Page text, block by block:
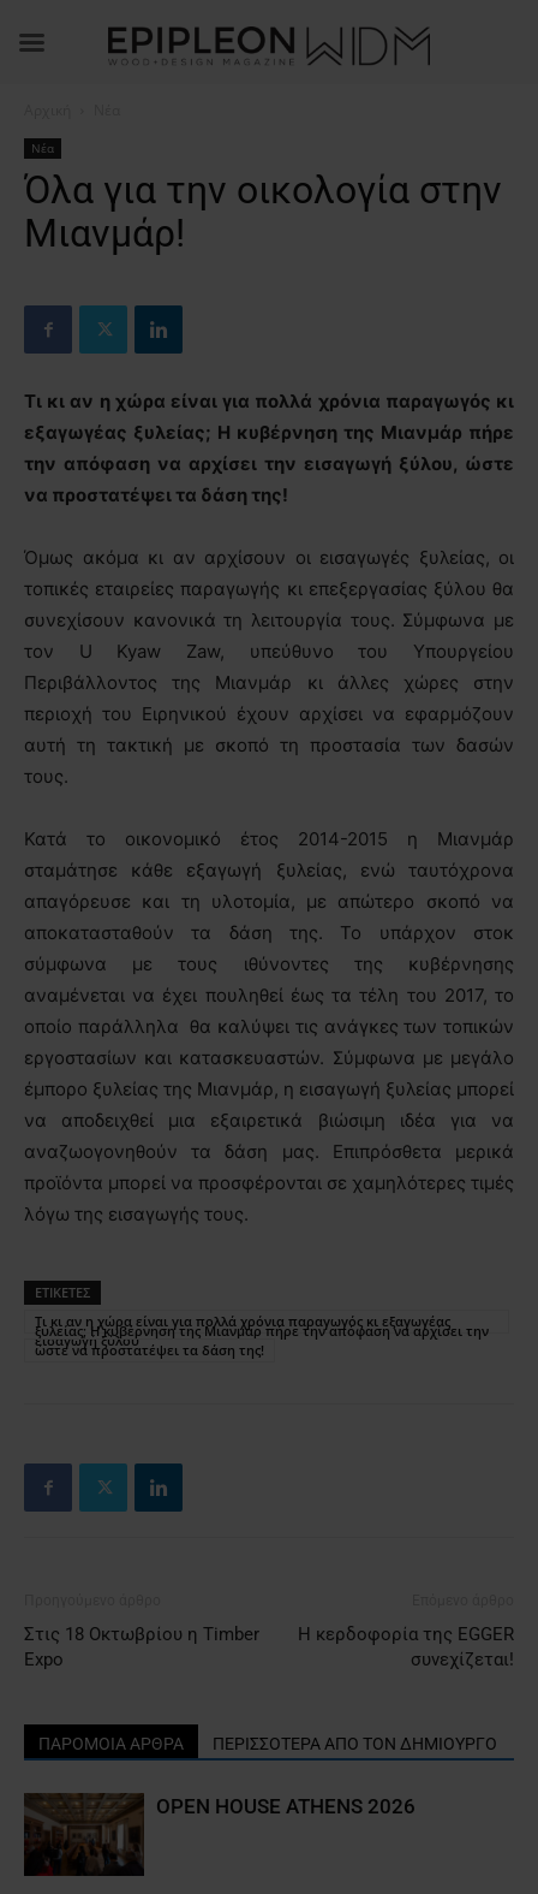
Νέα
Όλα για την οικολογία στην
Μιανμάρ!
Τι κι αν η χώρα είναι για πολλά χρόνια παραγωγός κι
εξαγωγέας ξυλείας; Η κυβέρνηση της Μιανμάρ πήρε
την απόφαση να αρχίσει την εισαγωγή ξύλου, ώστε
να προστατέψει τα δάση της!
Όμως ακόμα κι αν αρχίσουν οι εισαγωγές ξυλείας, οι
τοπικές εταιρείες παραγωγής κι επεξεργασίας ξύλου θα
συνεχίσουν κανονικά τη λειτουργία τους. Σύμφωνα με
τον U Kyaw Zaw, υπεύθυνο του Υπουργείου
Περιβάλλοντος της Μιανμάρ κι άλλες χώρες στην
περιοχή του Ειρηνικού έχουν αρχίσει να εφαρμόζουν
αυτή τη τακτική με σκοπό τη προστασία των δασών
τους.
Κατά το οικονομικό έτος 2014-2015 η Μιανμάρ
σταμάτησε κάθε εξαγωγή ξυλείας, ενώ ταυτόχρονα
απαγόρευσε και τη υλοτομία, με απώτερο σκοπό να
αποκατασταθούν τα δάση της. Το υπάρχον στοκ
σύμφωνα με τους ιθύνοντες της κυβέρνησης
αναμένεται να έχει πουληθεί έως τα τέλη του 2017, το
οποίο παράλληλα θα καλύψει τις ανάγκες των τοπικών
εργοστασίων και κατασκευαστών. Σύμφωνα με μεγάλο
έμπορο ξυλείας της Μιανμάρ, η εισαγωγή ξυλείας μπορεί
να αποδειχθεί μια εξαιρετικά βιώσιμη ιδέα για να
αναζωογονηθούν τα δάση μας. Επιπρόσθετα μερικά
προϊόντα μπορεί να προσφέρονται σε χαμηλότερες τιμές
λόγω της εισαγωγής τους.
ΕΤΙΚΕΤΕΣ
Τι κι αν η χώρα είναι για πολλά χρόνια παραγωγός κι εξαγωγέας
ξυλείας; Η κυβέρνηση της Μιανμάρ πήρε την απόφαση να αρχίσει την
εισαγωγή ξύλου
ώστε να προστατέψει τα δάση της!
Στις 18 Οκτωβρίου η Timber
Expo
H κερδοφορία της EGGER
συνεχίζεται!
ΠΑΡΟΜΟΙΑ ΑΡΘΡΑ ΠΕΡΙΣΣΟΤΕΡΑ ΑΠΟ ΤΟΝ ΔΗΜΙΟΥΡΓΟ
OPEN HOUSE ATHENS 2026